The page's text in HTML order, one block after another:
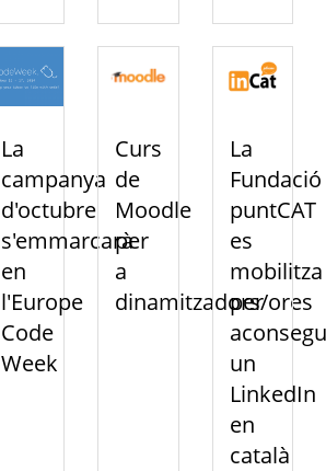
La
campanya
d'octubre
s'emmarcarà
en
l'Europe
Code
Week
Curs
de
Moodle
per
a
dinamitzadors/ores
La
Fundació
puntCAT
es
mobilitza
per
un
LinkedIn
en
català